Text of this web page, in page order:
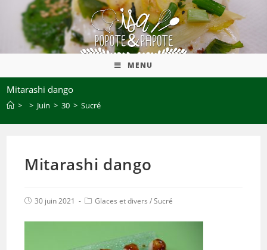
MENU
Mitarashi dango
> > Juin > 30 > Sucré
Mitarashi dango
30 juin 2021 Glaces et divers /Sucré